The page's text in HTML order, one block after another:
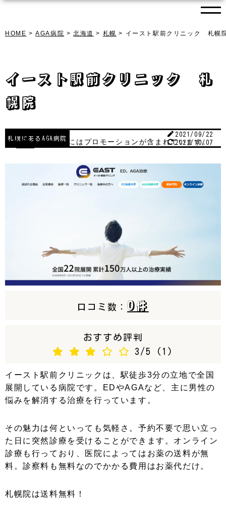
を選べばいいの？対面
診療を選んだ3つの理由
2021/11/08
2023/09/30
注意すべきポイント
は？
2021/11/10
2022/05/20
カテゴリー
AGA（男性型脱毛
症）
AGA病院
お知らせ
病院を探す
宮城 山形 福島 東京
神奈川 埼玉 千葉
山梨 長野 岐阜 三重
富山 石川 福井 大阪
京都 兵庫 滋賀 奈良
HOME AGA病院 北海道 札幌 イースト駅前クリニック 札幌
イースト駅前クリニック 札
幌院
札幌にあるAGA病院
2021/09/22
2021/10/07
PR 本サイトにはプロモーションが含まれています。
口コミ数：0件
おすすめ評判
3/5
(1)
イースト駅前クリニックは、駅徒歩3分の立地で全国
展開している病院です。EDやAGAなど、主に男性の
悩みを解消する治療を行っています。
その魅力は何といっても気軽さ。予約不要で思い立っ
た日に突然診療を受けることができます。オンライン
診療も行っており、医院によってはお薬の送料が無
料。診察料も無料なのでかかる費用はお薬代だけ。
札幌院は送料無料！